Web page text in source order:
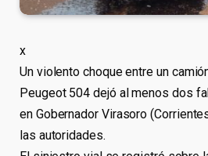
x
Un violento choque entre un
Peugeot 504 dejó al menos dos
en Gobernador Virasoro
las autoridades.